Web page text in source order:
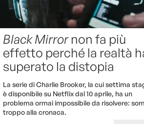
Black Mirrornon fa più
effetto perché la realtà
superato la distopia
La serie di Charlie Brooker, la cui settima
è disponibile su Netflix dal 10 aprile, ha un
problema ormai impossibile da risolvere:
troppo alla cronaca.